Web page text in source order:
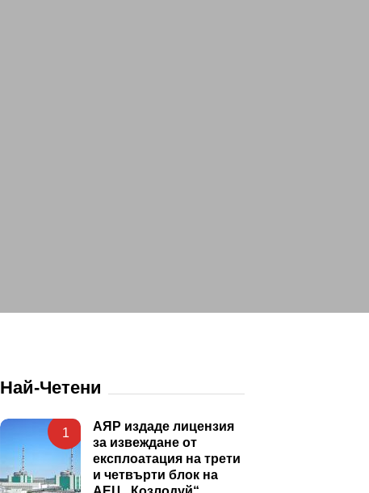
Най-Четени
1
АЯР издаде лицензия
за извеждане от
експлоатация на трети
и четвърти блок на